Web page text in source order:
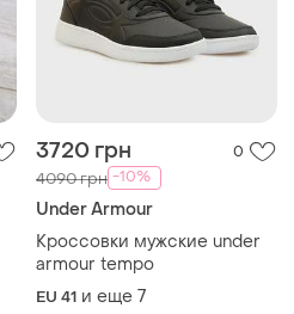
3720 грн 0
4090 грн -10%
Under Armour
Кроссовки мужские under
armour tempo
EU 41 и еще 7